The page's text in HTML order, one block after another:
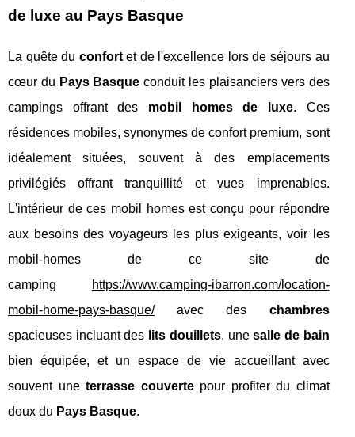
de luxe au Pays Basque
La quête du confortet de l'excellence lors de séjours au
cœur du Pays Basque conduit les plaisanciers vers des
campings offrant des mobil homes de luxe. Ces
résidences mobiles, synonymes de confort premium, sont
idéalement situées, souvent à des emplacements
privilégiés offrant tranquillité et vues imprenables.
L'intérieur de ces mobil homes est conçu pour répondre
aux besoins des voyageurs les plus exigeants, voir les
mobil-homes de ce site de
camping
https://www.camping-ibarron.com/location-
mobil-home-pays-basque/avec des chambres
spacieuses incluant des lits douillets, unesalle de bain
bien équipée, et un espace de vie accueillant avec
souvent uneterrasse couvertepour profiter du climat
doux du Pays Basque.